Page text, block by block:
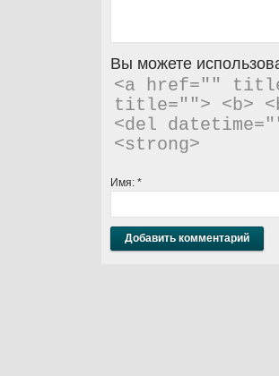
Вы можете
<a href=""
title=""> <b>
<del
<strong>
Имя: *